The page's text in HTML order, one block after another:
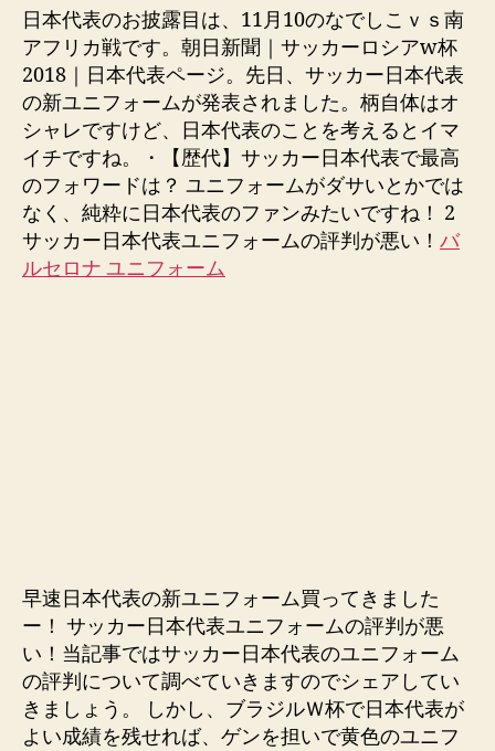
entrada
entrada
日本代表のお披露目は、11月10のなでしこｖｓ南
アフリカ戦です。朝日新聞｜サッカーロシアw杯
2018｜日本代表ページ。先日、サッカー日本代表
の新ユニフォームが発表されました。柄自体はオ
シャレですけど、日本代表のことを考えるとイマ
イチですね。・【歴代】サッカー日本代表で最高
のフォワードは？ ユニフォームがダサいとかでは
なく、純粋に日本代表のファンみたいですね！ 2
サッカー日本代表ユニフォームの評判が悪い！ バ
ルセロナ ユニフォーム
早速日本代表の新ユニフォーム買ってきました
ー！ サッカー日本代表ユニフォームの評判が悪
い！当記事ではサッカー日本代表のユニフォーム
の評判について調べていきますのでシェアしてい
きましょう。 しかし、ブラジルＷ杯で日本代表が
よい成績を残せれば、ゲンを担いで黄色のユニフ